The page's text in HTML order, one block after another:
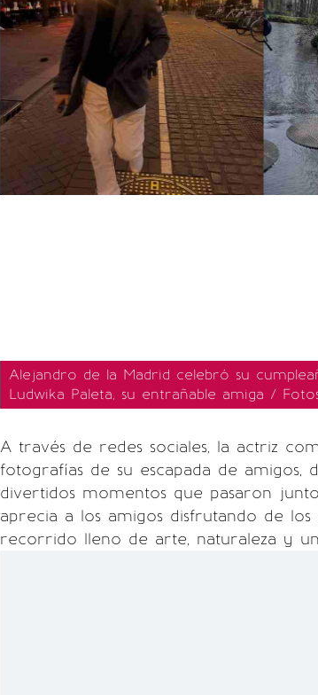
Alejandro de la Madrid celebró su
Ludwika Paleta, su entrañable amiga /
A través de redes sociales, la actriz
fotografías de su escapada de amigos,
divertidos momentos que pasaron
aprecia a los amigos disfrutando de los
recorrido lleno de arte, naturaleza y